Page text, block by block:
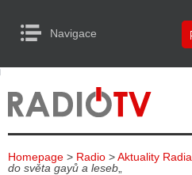
Navigace
RADIA
TELEVIZE
INTERNET
to Content
Homepage > Radio >Aktuality Radia
do světa gayů a leseb